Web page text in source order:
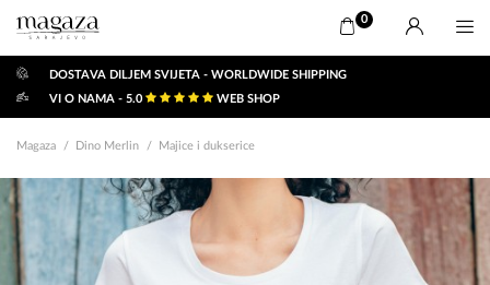
0
DOSTAVA DILJEM SVIJETA - WORLDWIDE SHIPPING
VI O NAMA - 5.0
WEB SHOP
Magaza Dino Merlin Majice i dukserice